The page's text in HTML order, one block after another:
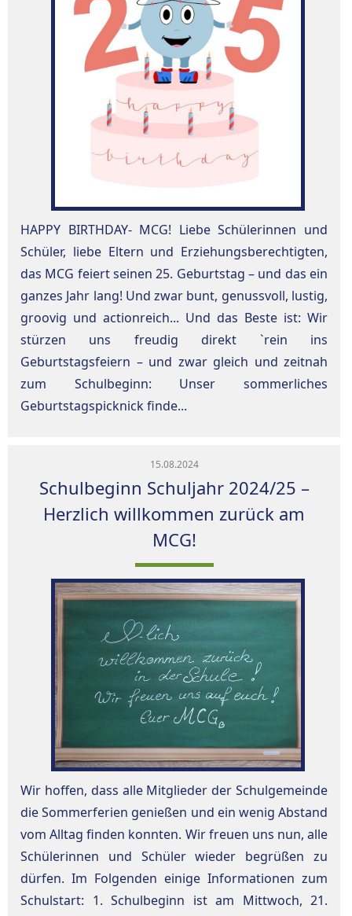
HAPPY BIRTHDAY- MCG! Liebe Schülerinnen und
Schüler, liebe Eltern und Erziehungsberechtigten,
das MCG feiert seinen 25. Geburtstag – und das ein
ganzes Jahr lang! Und zwar bunt, genussvoll, lustig,
groovig und actionreich... Und das Beste ist: Wir
stürzen uns freudig direkt `rein ins
Geburtstagsfeiern – und zwar gleich und zeitnah
zum Schulbeginn: Unser sommerliches
Geburtstagspicknick finde...
15.08.2024
Schulbeginn Schuljahr 2024/25 –
Herzlich willkommen zurück am
MCG!
Wir hoffen, dass alle Mitglieder der Schulgemeinde
die Sommerferien genießen und ein wenig Abstand
vom Alltag finden konnten. Wir freuen uns nun, alle
Schülerinnen und Schüler wieder begrüßen zu
dürfen. Im Folgenden einige Informationen zum
Schulstart: 1. Schulbeginn ist am Mittwoch, 21.